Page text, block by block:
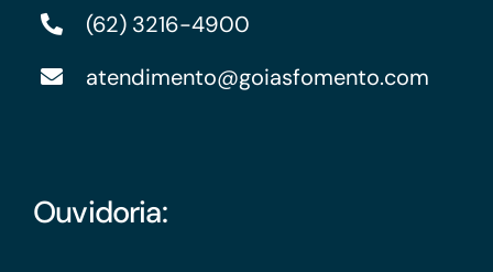
(62) 3216-4900
atendimento@goiasfomento.com
Ouvidoria: